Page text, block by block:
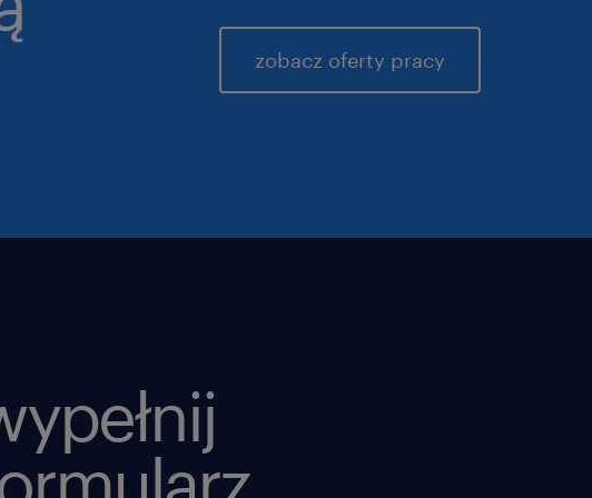
zobacz oferty pracy